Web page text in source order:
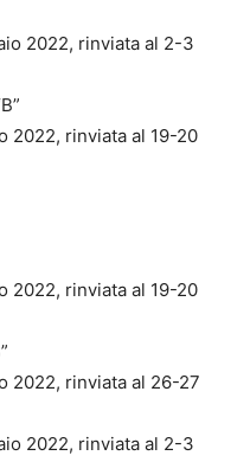
2022, rinviata al 2-3
2022, rinviata al 19-20
2022, rinviata al 19-20
2022, rinviata al 26-27
2022, rinviata al 2-3